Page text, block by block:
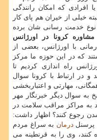
افرادی که امکان رانندگی
خیلی از خیران هم پای کار
و نوع خدمت رسانی شان برده
کرونا در اورژانس
با اورژانس، بعضی از
که در این حوزه ما مرکز
راه اندازی کردیم تا
و در ارتباط با کرونا سوال
مهارتی و اعتباربخشی
به سوال دیگر خبرنگار مهر
به مراکز مراقب سلامت در
رجوع کنند؟ اظهار داشت:
پرسنلدرمان به سراغ مردم
وی را به قرنطینه می